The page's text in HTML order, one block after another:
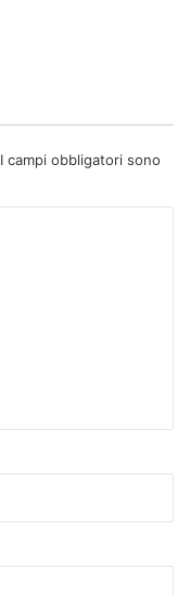
I campi obbligatori sono